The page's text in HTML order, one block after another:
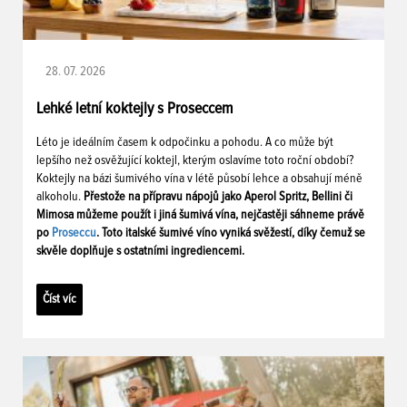
28. 07. 2026
Lehké letní koktejly s Proseccem
Léto je ideálním časem k odpočinku a pohodu. A co může být
lepšího než osvěžující koktejl, kterým oslavíme toto roční období?
Koktejly na bázi šumivého vína v létě působí lehce a obsahují méně
alkoholu. Přestože na přípravu nápojů jako Aperol Spritz, Bellini či
Mimosa můžeme použít i jiná šumivá vína, nejčastěji sáhneme právě
po Proseccu. Toto italské šumivé víno vyniká svěžestí, díky čemuž se
skvěle doplňuje s ostatními ingrediencemi.
Číst víc